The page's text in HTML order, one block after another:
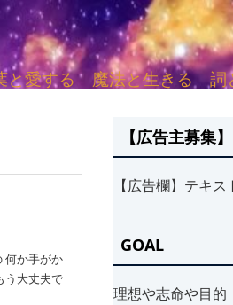
葉と愛する 魔法と生きる
か手がか
大丈夫で
【広告主募集】
【広告欄】テキ
GOAL
理想や志命や目的